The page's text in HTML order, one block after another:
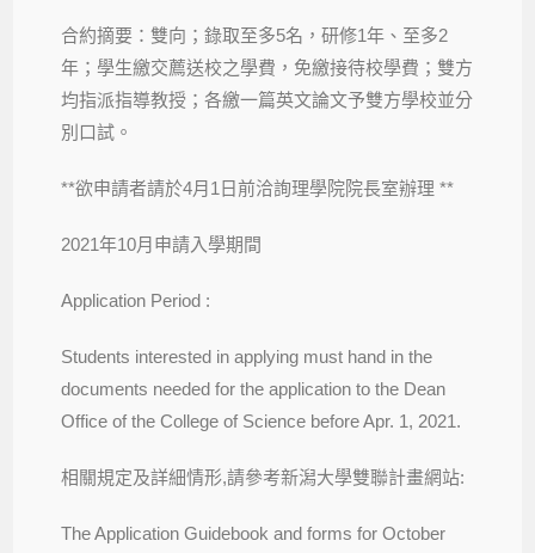
合約摘要：雙向；錄取至多5名，研修1年、至多2
年；學生繳交薦送校之學費，免繳接待校學費；雙方
均指派指導教授；各繳一篇英文論文予雙方學校並分
別口試。
**欲申請者請於4月1日前洽詢理學院院長室辦理 **
2021年10月申請入學期間
Application Period :
Students interested in applying must hand in the
documents needed for the application to the Dean
Office of the College of Science before Apr. 1, 2021.
相關規定及詳細情形,請參考新潟大學雙聯計畫網站:
The Application Guidebook and forms for October